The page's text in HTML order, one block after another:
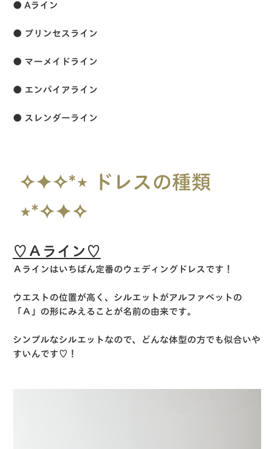
● Aライン
● プリンセスライン
● マーメイドライン
● エンパイアライン
● スレンダーライン
✧✦✧*⋆ ドレスの種類
⋆*✧✦✧
♡Ａライン♡
Ａラインはいちばん定番のウェディングドレスです！
ウエストの位置が高く、シルエットがアルファベットの
「Ａ」の形にみえることが名前の由来です。
シンプルなシルエットなので、どんな体型の方でも似合いや
すいんです♡！